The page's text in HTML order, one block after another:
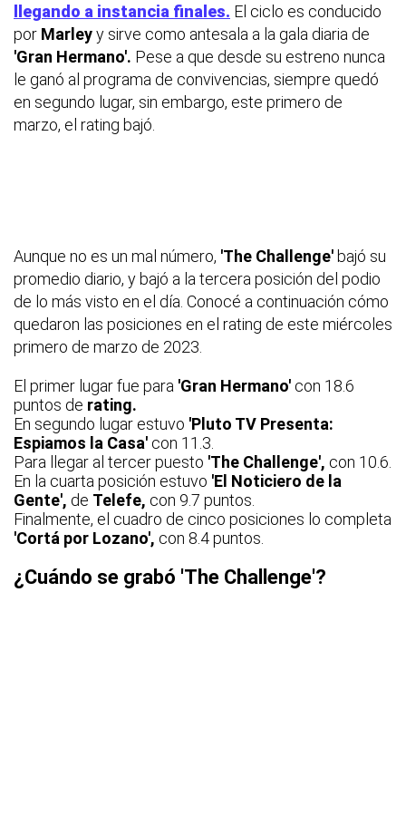
llegando a instancia finales. El ciclo es conducido
por Marleyy sirve como antesala a la gala diaria de
'Gran Hermano'. Pese a que desde su estreno nunca
le ganó al programa de convivencias, siempre quedó
en segundo lugar, sin embargo, este primero de
marzo, el rating bajó.
Aunque no es un mal número, 'The Challenge' bajó su
promedio diario, y bajó a la tercera posición del podio
de lo más visto en el día. Conocé a continuación cómo
quedaron las posiciones en el rating de este miércoles
primero de marzo de 2023.
El primer lugar fue para 'Gran Hermano' con 18.6
puntos de rating.
En segundo lugar estuvo 'Pluto TV Presenta:
Espiamos la Casa' con 11.3.
Para llegar al tercer puesto 'The Challenge', con 10.6.
En la cuarta posición estuvo 'El Noticiero de la
Gente', de Telefe, con 9.7 puntos.
Finalmente, el cuadro de cinco posiciones lo completa
'Cortá por Lozano', con 8.4 puntos.
¿Cuándo se grabó 'The Challenge'?